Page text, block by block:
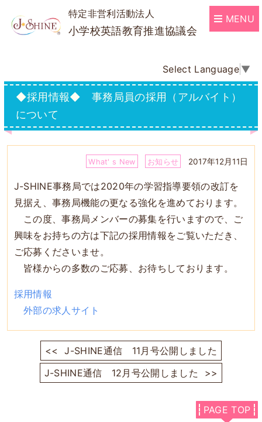
特定非営利活動法人
小学校英語教育推進協議会
Select Language ▼
MENU
◆採用情報◆ 事務局員の採用（アルバイト）
について
What' s New お知らせ 2017年12月11日
J-SHINE事務局では2020年の学習指導要領の改訂を
見据え、事務局機能の更なる強化を進めております。
この度、事務局メンバーの募集を行いますので、ご
興味をお持ちの方は下記の採用情報をご覧いただき、
ご応募くださいませ。
皆様からの多数のご応募、お待ちしております。
採用情報
外部の求人サイト
<<
J-SHINE通信 11月号公開しました
J-SHINE通信 12月号公開しました
>>
PAGE TOP